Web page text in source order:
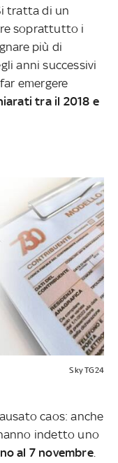
tratta di un
soprattutto i
più di
anni successivi
emergere
tra il 2018 e
Sky TG24
caos: anche
indetto uno
al 7 novembre.